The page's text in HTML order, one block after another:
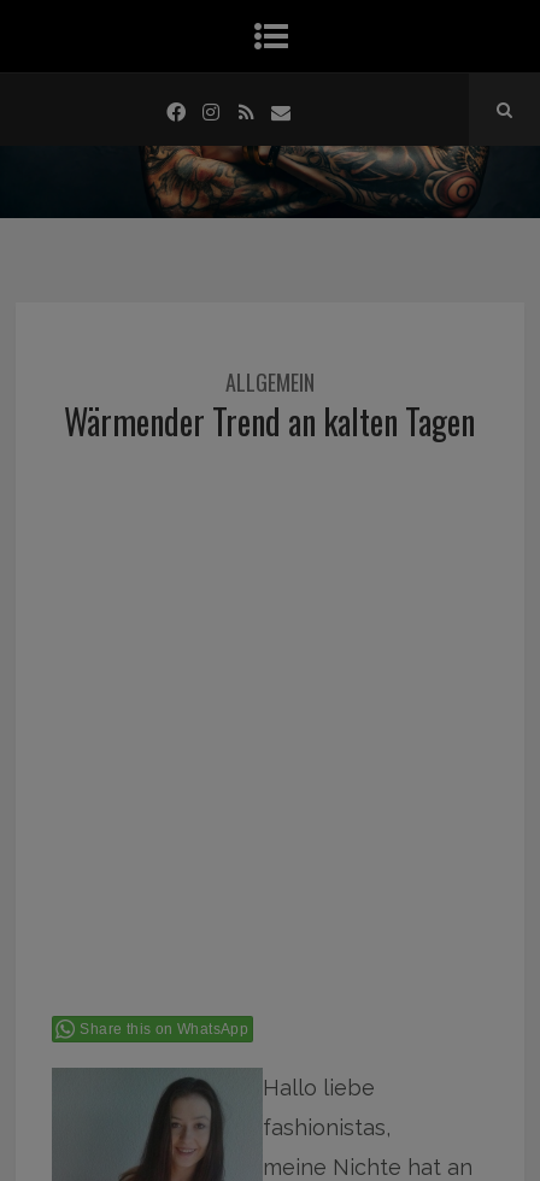
ALLGEMEIN
Wärmender Trend an kalten Tagen
Share this on WhatsApp
Hallo liebe
fashionistas,
meine Nichte hat an